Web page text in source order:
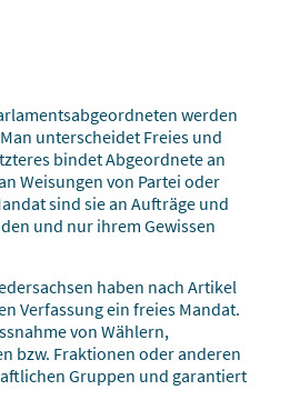
werden
unterscheidet Freies und
bindet Abgeordnete an
Weisungen von Partei oder
sind sie an Aufträge und
und nur ihrem Gewissen
haben nach Artikel
Verfassung ein freies Mandat.
von Wählern,
bzw. Fraktionen oder anderen
Gruppen und garantiert